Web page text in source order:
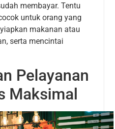
membayar. Tentu
untuk orang yang
makanan atau
serta mencintai
Pelayanan
Maksimal